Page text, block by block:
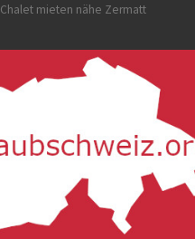
Chalet mieten nähe Zermatt